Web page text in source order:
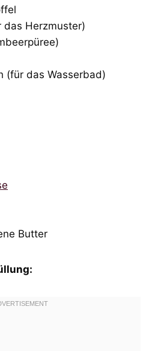
das Herzmuster)
(für das Wasserbad)
Butter